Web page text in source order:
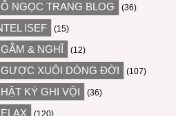
NGỌC TRANG BLOG (36)
ISEF (15)
& NGHĨ (12)
XUÔI DÒNG ĐỜI (107)
KÝ GHI VỘI (36)
(120)